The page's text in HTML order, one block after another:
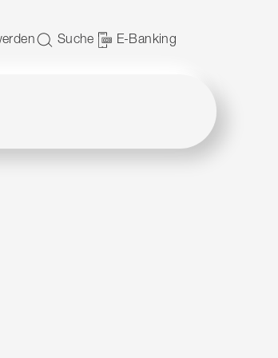
Suche E-Banking